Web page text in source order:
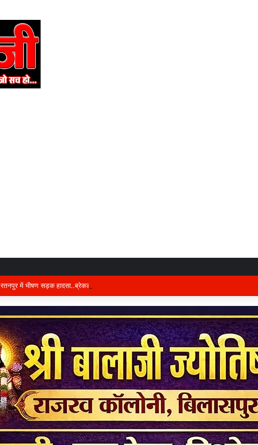
रतनपुर में भीषण सड़क हादसा..ब्रेकडाउन ट्रेलर से पीछे आ रही दो ट्रेलरें टकराईं….. चालक कैबिन में